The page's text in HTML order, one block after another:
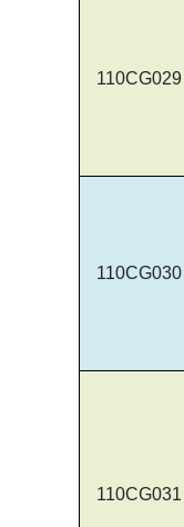
110CG029
110CG030
110CG031